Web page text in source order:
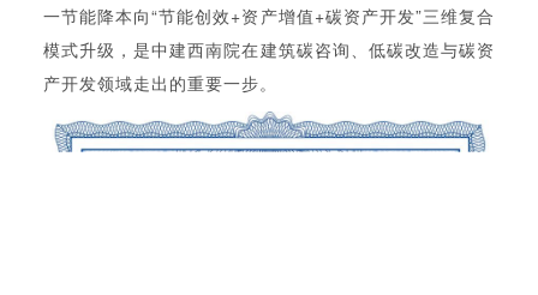
一节能降本向“节能创效+资产增值+碳资产开发”三维复合
模式升级，是中建西南院在建筑碳咨询、低碳改造与碳资
产开发领域走出的重要一步。